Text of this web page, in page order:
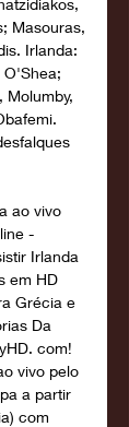
Masouras,
Irlanda:
O'Shea;
Molumby,
ao vivo
-
Irlanda
em HD
Grécia e
Da
com!
vivo pelo
a partir
com